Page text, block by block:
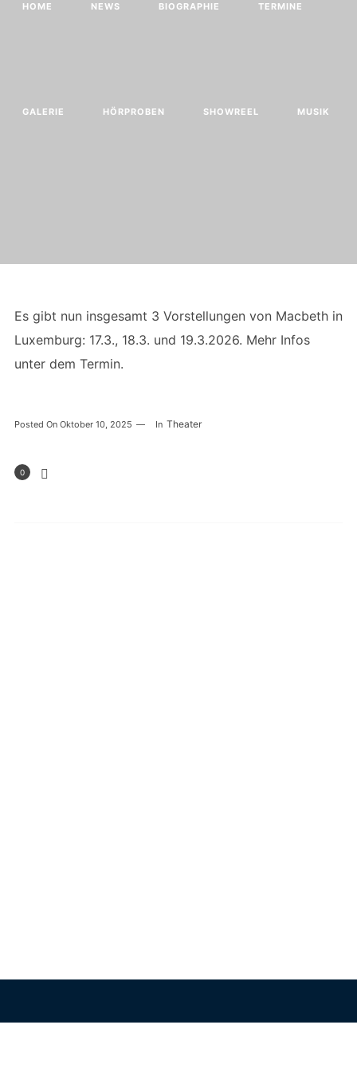
HOME NEWS BIOGRAPHIE TERMINE
GALERIE HÖRPROBEN SHOWREEL MUSIK
Es gibt nun insgesamt 3 Vorstellungen von Macbeth in
Luxemburg: 17.3., 18.3. und 19.3.2026. Mehr Infos
unter dem Termin.
Posted On Oktober 10, 2025 In Theater
0